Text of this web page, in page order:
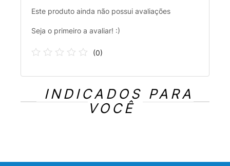
Este produto ainda não possui avaliações
Seja o primeiro a avaliar! :)
(0)
INDICADOS PARA
VOCÊ